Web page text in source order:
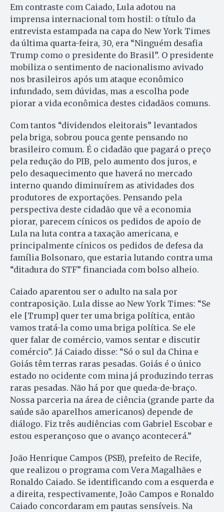
Em contraste com Caiado, Lula adotou na
imprensa internacional tom hostil: o título da
entrevista estampada na capa do New York Times
da última quarta-feira, 30, era “Ninguém desafia
Trump como o presidente do Brasil”. O presidente
mobiliza o sentimento de nacionalismo avivado
nos brasileiros após um ataque econômico
infundado, sem dúvidas, mas a escolha pode
piorar a vida econômica destes cidadãos comuns.
Com tantos “dividendos eleitorais” levantados
pela briga, sobrou pouca gente pensando no
brasileiro comum. É o cidadão que pagará o preço
pela redução do PIB, pelo aumento dos juros, e
pelo desaquecimento que haverá no mercado
interno quando diminuírem as atividades dos
produtores de exportações. Pensando pela
perspectiva deste cidadão que vê a economia
piorar, parecem cínicos os pedidos de apoio de
Lula na luta contra a taxação americana, e
principalmente cínicos os pedidos de defesa da
família Bolsonaro, que estaria lutando contra uma
“ditadura do STF” financiada com bolso alheio.
Caiado aparentou ser o adulto na sala por
contraposição. Lula disse ao New York Times: “Se
ele [Trump] quer ter uma briga política, então
vamos tratá-la como uma briga política. Se ele
quer falar de comércio, vamos sentar e discutir
comércio”. Já Caiado disse: “Só o sul da China e
Goiás têm terras raras pesadas. Goiás é o único
estado no ocidente com mina já produzindo terras
raras pesadas. Não há por que queda-de-braço.
Nossa parceria na área de ciência (grande parte da
saúde são aparelhos americanos) depende de
diálogo. Fiz três audiências com Gabriel Escobar e
estou esperançoso que o avanço acontecerá.”
João Henrique Campos (PSB), prefeito de Recife,
que realizou o programa com Vera Magalhães e
Ronaldo Caiado. Se identificando com a esquerda e
a direita, respectivamente, João Campos e Ronaldo
Caiado concordaram em pautas sensíveis. Na